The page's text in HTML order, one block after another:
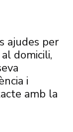
ajudes per
domicili,
i
amb la